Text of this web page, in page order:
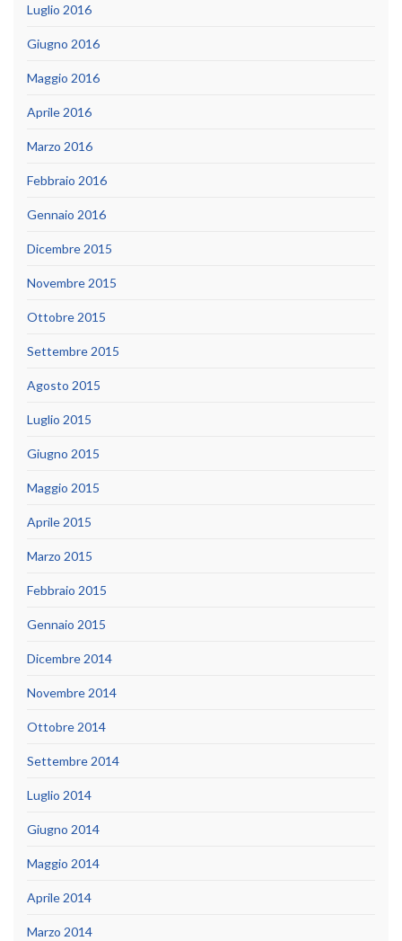
Luglio 2016
Giugno 2016
Maggio 2016
Aprile 2016
Marzo 2016
Febbraio 2016
Gennaio 2016
Dicembre 2015
Novembre 2015
Ottobre 2015
Settembre 2015
Agosto 2015
Luglio 2015
Giugno 2015
Maggio 2015
Aprile 2015
Marzo 2015
Febbraio 2015
Gennaio 2015
Dicembre 2014
Novembre 2014
Ottobre 2014
Settembre 2014
Luglio 2014
Giugno 2014
Maggio 2014
Aprile 2014
Marzo 2014